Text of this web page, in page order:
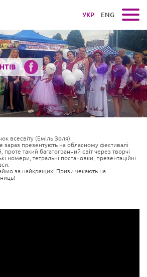
всесвіту (Еміль Золя).
зараз презентують на обласному фестивалі
проте такий багатогранний світ через творчі
номери, тетральні постановки, презентаційні
за найкращих! Призи чекають на
УКР ENG